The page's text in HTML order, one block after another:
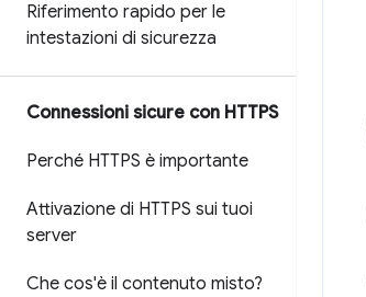
Riferimento rapido per le
intestazioni di sicurezza
Connessioni sicure con HTTPS
Perché HTTPS è importante
Attivazione di HTTPS sui tuoi
server
Che cos'è il contenuto misto?